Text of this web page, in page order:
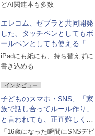
どAI関連本も多数
エレコム、ゼブラと共同開発
した、タッチペンとしてもボ
ールペンとしても使える「ス
タイラスツーウェイ」発売
iPadにも紙にも、持ち替えずに
書き込める
インタビュー
子どものスマホ・SNS、「家
族で話し合ってルール作り」
と言われても、正直難しくな
いですか？
「16歳になった瞬間にSNSデビ